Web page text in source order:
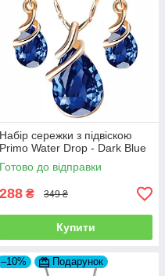
Набір сережки з підвіскою
Primo Water Drop - Dark Blue
Готово до відправки
288 ₴ 349 ₴
Купити
–10% Подарунок